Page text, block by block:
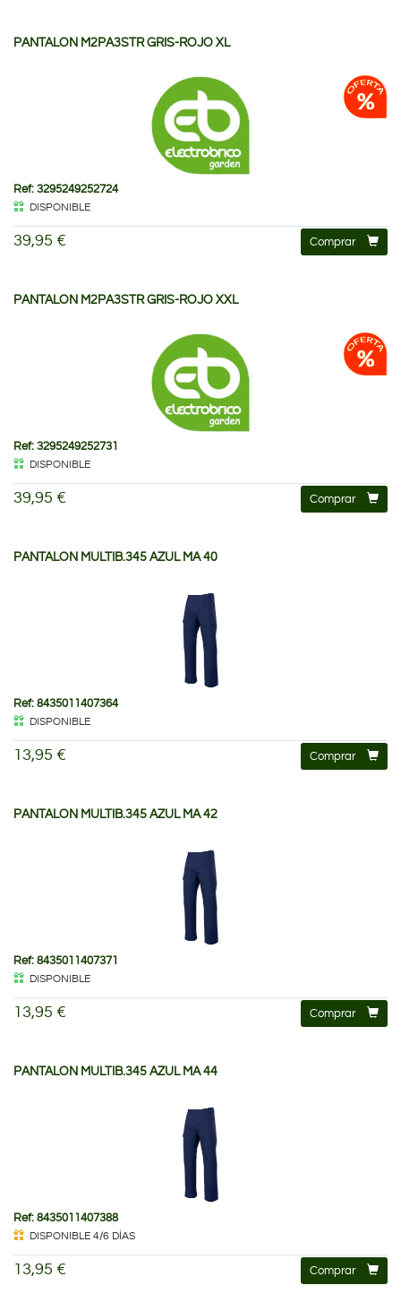
PANTALON M2PA3STR GRIS-ROJO XL
Ref: 3295249252724
DISPONIBLE
39,95 € Comprar
PANTALON M2PA3STR GRIS-ROJO XXL
Ref: 3295249252731
DISPONIBLE
39,95 € Comprar
PANTALON MULTIB.345 AZUL MA 40
Ref: 8435011407364
DISPONIBLE
13,95 € Comprar
PANTALON MULTIB.345 AZUL MA 42
Ref: 8435011407371
DISPONIBLE
13,95 € Comprar
PANTALON MULTIB.345 AZUL MA 44
Ref: 8435011407388
DISPONIBLE 4/6 DÍAS
13,95 € Comprar